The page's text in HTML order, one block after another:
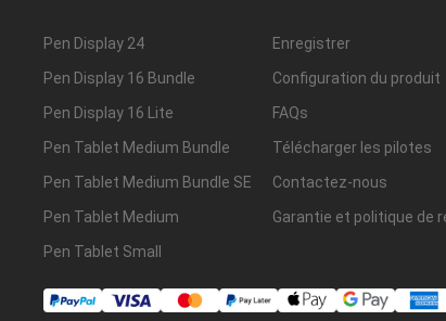
Pen Display 24
Pen Display 16 Bundle
Pen Display 16 Lite
Pen Tablet Medium Bundle
Pen Tablet Medium Bundle SE
Pen Tablet Medium
Pen Tablet Small
Enregistrer
Configuration du produit
FAQs
Télécharger les pilotes
Contactez-nous
Garantie et politique de